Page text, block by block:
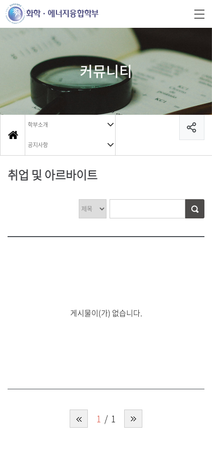
커뮤니티
학부소개
공지사항
취업 및 아르바이트
게시물이(가) 없습니다.
1 1